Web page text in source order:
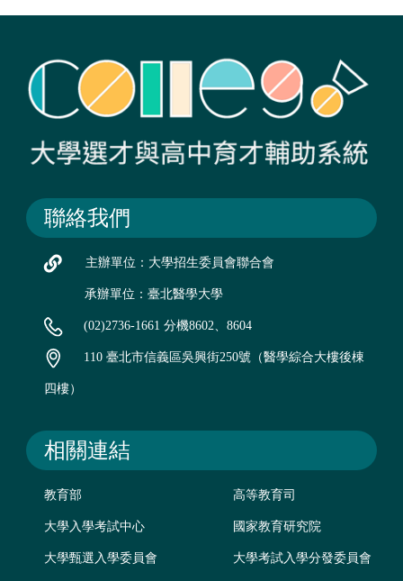
聯絡我們
主辦單位：大學招生委員會聯合會
承辦單位：臺北醫學大學
(02)2736-1661 分機8602、8604
110 臺北市信義區吳興街250號（醫學綜合大樓後棟
四樓）
相關連結
教育部 高等教育司
大學入學考試中心 國家教育研究院
大學甄選入學委員會 大學考試入學分發委員會